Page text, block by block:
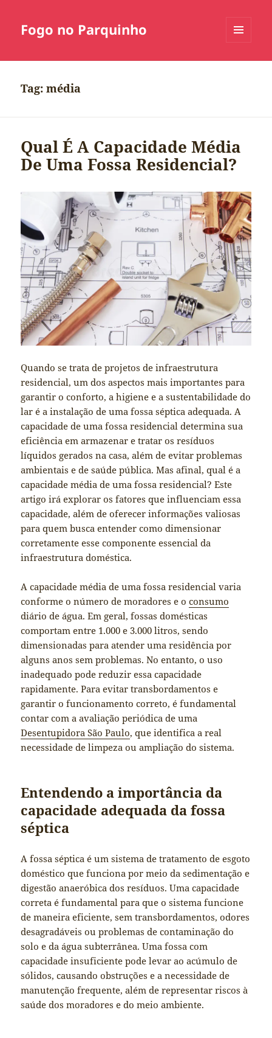
Fogo no Parquinho
Tag:média
Qual É A Capacidade Média
De Uma Fossa Residencial?
Quando se trata de projetos de infraestrutura
residencial, um dos aspectos mais importantes para
garantir o conforto, a higiene e a sustentabilidade do
lar é a instalação de uma fossa séptica adequada. A
capacidade de uma fossa residencial determina sua
eficiência em armazenar e tratar os resíduos
líquidos gerados na casa, além de evitar problemas
ambientais e de saúde pública. Mas afinal, qual é a
capacidade média de uma fossa residencial? Este
artigo irá explorar os fatores que influenciam essa
capacidade, além de oferecer informações valiosas
para quem busca entender como dimensionar
corretamente esse componente essencial da
infraestrutura doméstica.
A capacidade média de uma fossa residencial varia
conforme o número de moradores e oconsumo
diário de água. Em geral, fossas domésticas
comportam entre 1.000 e 3.000 litros, sendo
dimensionadas para atender uma residência por
alguns anos sem problemas. No entanto, o uso
inadequado pode reduzir essa capacidade
rapidamente. Para evitar transbordamentos e
garantir o funcionamento correto, é fundamental
contar com a avaliação periódica de uma
Desentupidora São Paulo, que identifica a real
necessidade de limpeza ou ampliação do sistema.
Entendendo a importância da
capacidade adequada da fossa
séptica
A fossa séptica é um sistema de tratamento de esgoto
doméstico que funciona por meio da sedimentação e
digestão anaeróbica dos resíduos. Uma capacidade
correta é fundamental para que o sistema funcione
de maneira eficiente, sem transbordamentos, odores
desagradáveis ou problemas de contaminação do
solo e da água subterrânea. Uma fossa com
capacidade insuficiente pode levar ao acúmulo de
sólidos, causando obstruções e a necessidade de
manutenção frequente, além de representar riscos à
saúde dos moradores e do meio ambiente.